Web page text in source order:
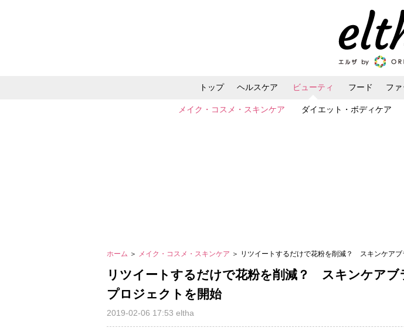
トップ ヘルスケア ビューティ
メイク・コスメ・スキンケア ダイエット・ボディケア
フード フ
ホーム ＞ メイク・コスメ・スキンケア ＞ リツイートするだけで花粉を削減？ スキンケア
リツイートするだけで花粉を削減？ スキンケアブ
プロジェクトを開始
2019-02-06 17:53 eltha